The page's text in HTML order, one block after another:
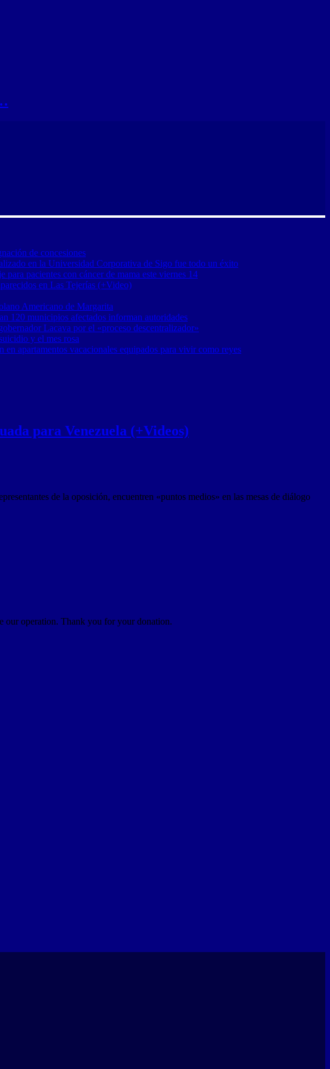
de concesiones
en la Universidad Corporativa de Sigo fue todo un éxito
pacientes con cáncer de mama este viernes 14
en Las Tejerías (+Video)
Americano de Margarita
120 municipios afectados informan autoridades
Lacava por el «proceso descentralizador»
y el mes rosa
apartamentos vacacionales equipados para vivir como reyes
para Venezuela (+Videos)
de la oposición, encuentren «puntos medios» en las mesas de diálogo
our operation. Thank you for your donation.